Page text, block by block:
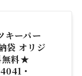
キーパー
袋 オリジ
無料★
・